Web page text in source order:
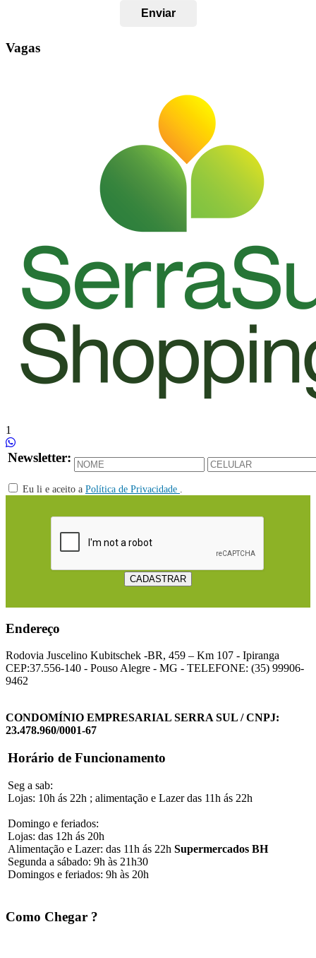
Vagas
1
Newsletter:
Eu li e aceito a Política de Privacidade
Endereço
Rodovia Juscelino Kubitschek -BR, 459 – Km 107 - Ipiranga
CEP:37.556-140 - Pouso Alegre - MG - TELEFONE: (35) 99906-
9462
CONDOMÍNIO EMPRESARIAL SERRA SUL / CNPJ:
23.478.960/0001-67
Horário de Funcionamento
Seg a sab:
Lojas: 10h ás 22h ; alimentação e Lazer das 11h ás 22h
Domingo e feriados:
Lojas: das 12h ás 20h
Alimentação e Lazer: das 11h ás 22h Supermercados BH
Segunda a sábado: 9h às 21h30
Domingos e feriados: 9h às 20h
Como Chegar ?